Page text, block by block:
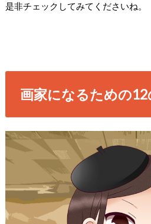
是非チェックしてみてくださいね。
画家になるための12